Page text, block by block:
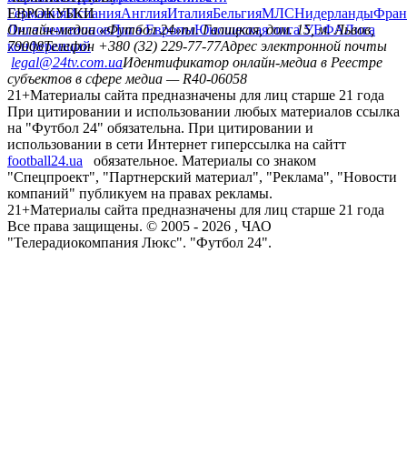
ГерманияИспанияАнглияИталияБельгияМЛСНидерланды
ЕВРОКУБКИ
Лига чемпионовЛига ЕвропыЮношеская лига УЕФАЛига
конференций
Онлайн-медиа «Футбол 24»пл. Галицкая, дом. 15, м. Львов,
79008Телефон +380 (32) 229-77-77Адрес электронной почты
legal@24tv.com.uaИдентификатор онлайн-медиа в Реестре
субъектов в сфере медиа — R40-06058
21+Материалы сайта предназначены для лиц старше 21 года
При цитировании и использовании любых материалов ссылка
на "Футбол 24" обязательна. При цитировании и
использовании в сети Интернет гиперссылка на сайтт
football24.ua
обязательное. Материалы со знаком
"Спецпроект", "Партнерский материал", "Реклама", "Новости
компаний" публикуем на правах рекламы.
21+Материалы сайта предназначены для лиц старше 21 года
Все права защищены. © 2005 - 2026 , ЧАО
"Телерадиокомпания Люкс". "Футбол 24".